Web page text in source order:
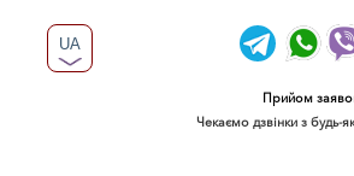
UA
Прийом
Чекаємо дзвінки з будь-